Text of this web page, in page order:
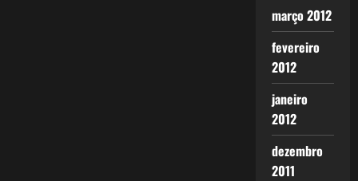
março 2012
fevereiro
2012
janeiro
2012
dezembro
2011